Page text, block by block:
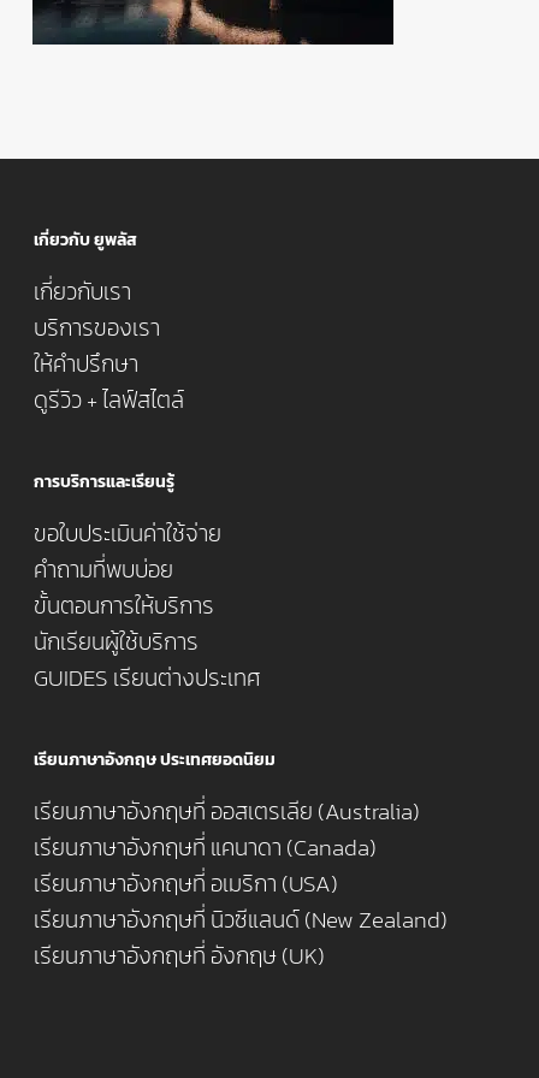
เกี่ยวกับ ยูพลัส
เกี่ยวกับเรา
บริการของเรา
ให้คำปรึกษา
ดูรีวิว + ไลฟ์สไตล์
การบริการและเรียนรู้
ขอใบประเมินค่าใช้จ่าย
คำถามที่พบบ่อย
ขั้นตอนการให้บริการ
นักเรียนผู้ใช้บริการ
GUIDES เรียนต่างประเทศ
เรียนภาษาอังกฤษ ประเทศยอดนิยม
เรียนภาษาอังกฤษที่ ออสเตรเลีย (Australia)
เรียนภาษาอังกฤษที่ แคนาดา (Canada)
เรียนภาษาอังกฤษที่ อเมริกา (USA)
เรียนภาษาอังกฤษที่ นิวซีแลนด์ (New Zealand)
เรียนภาษาอังกฤษที่ อังกฤษ (UK)